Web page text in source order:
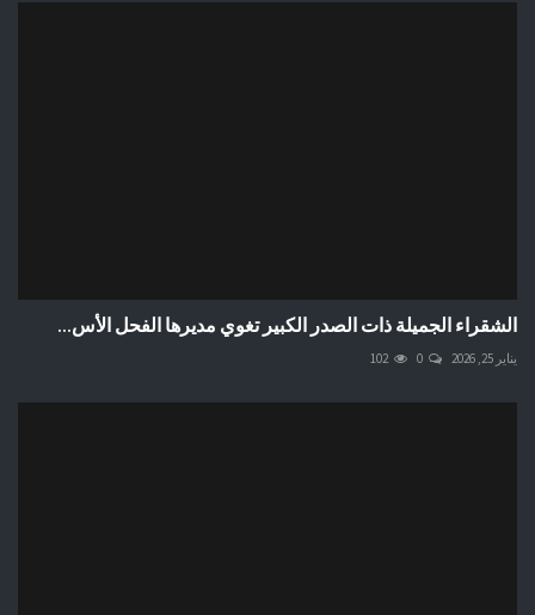
الشقراء الجميلة ذات الصدر الكبير تغوي مديرها الفحل الأس...
يناير 25, 2026 0
102